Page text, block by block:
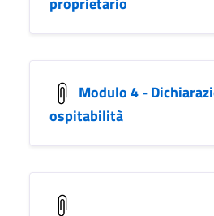
Modulo 4 -
ospitabilità